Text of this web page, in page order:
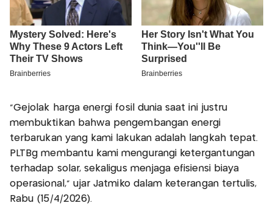
"Gejolak harga energi fosil dunia saat ini justru
membuktikan bahwa pengembangan energi
terbarukan yang kami lakukan adalah langkah tepat.
PLTBg membantu kami mengurangi ketergantungan
terhadap solar, sekaligus menjaga efisiensi biaya
operasional,” ujar Jatmiko dalam keterangan tertulis,
Rabu (15/4/2026).